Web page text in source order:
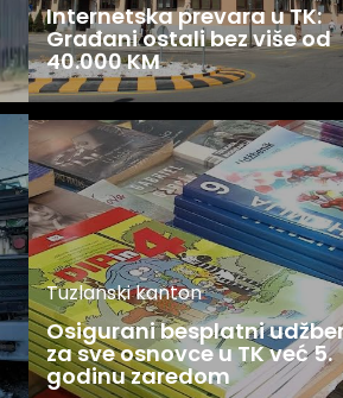
Internetska prevara u TK:
Građani ostali bez više od
40.000 KM
Tuzlanski kanton
Osigurani besplatni
za sve osnovce u TK već 5.
godinu zaredom